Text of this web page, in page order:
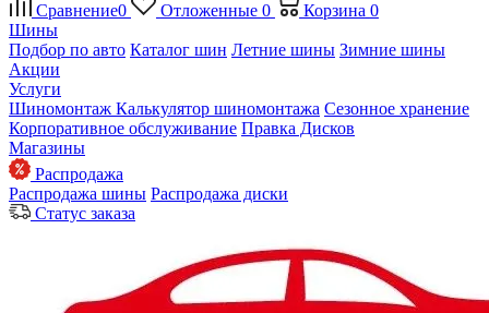
Сравнение0 Отложенные 0 Корзина 0
Шины
Подбор по авто Каталог шин Летние шины Зимние шины
Акции
Услуги
Шиномонтаж Калькулятор шиномонтажа Сезонное хранение
Корпоративное обслуживание Правка Дисков
Магазины
Распродажа
Распродажа шины Распродажа диски
Статус заказа